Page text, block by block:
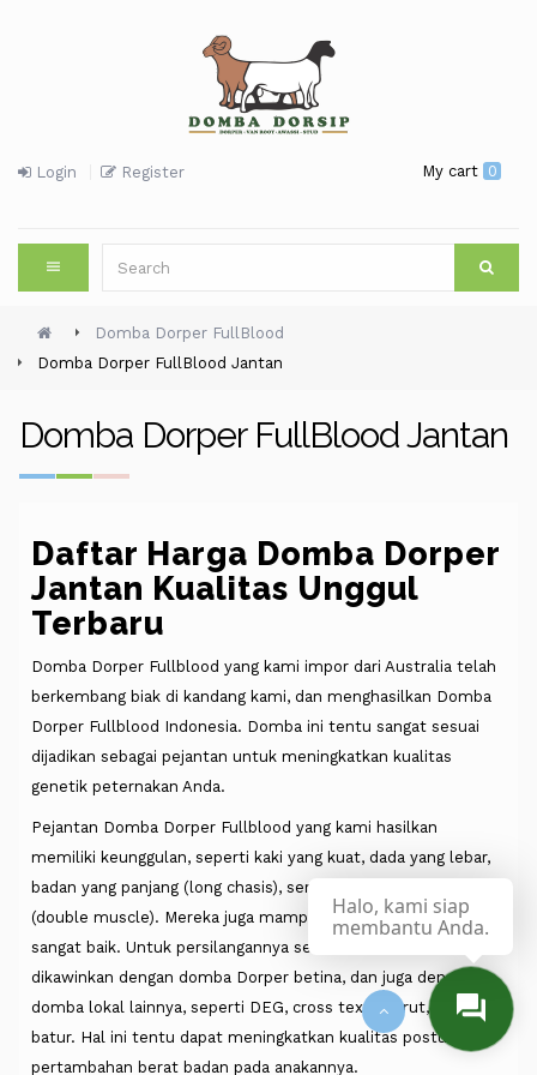
Login Register My cart 0
Domba Dorper FullBlood
Domba Dorper FullBlood Jantan
Domba Dorper FullBlood Jantan
Daftar Harga Domba Dorper
Jantan Kualitas Unggul
Terbaru
Domba Dorper Fullblood yang kami impor dari Australia telah
berkembang biak di kandang kami, dan menghasilkan Domba
Dorper Fullblood Indonesia. Domba ini tentu sangat sesuai
dijadikan sebagai pejantan untuk meningkatkan kualitas
genetik peternakan Anda.
Pejantan Domba Dorper Fullblood yang kami hasilkan
memiliki keunggulan, seperti kaki yang kuat, dada yang lebar,
badan yang panjang (long chasis), serta pantat yang berotot
(double muscle). Mereka juga mampu bereproduksi dengan
sangat baik. Untuk persilangannya sendiri, domba ini cocok
dikawinkan dengan domba Dorper betina, dan juga dengan
domba lokal lainnya, seperti DEG, cross texel, garut, dan
batur. Hal ini tentu dapat meningkatkan kualitas postur dan
pertambahan berat badan pada anakannya.
Halo, kami siap
membantu Anda.